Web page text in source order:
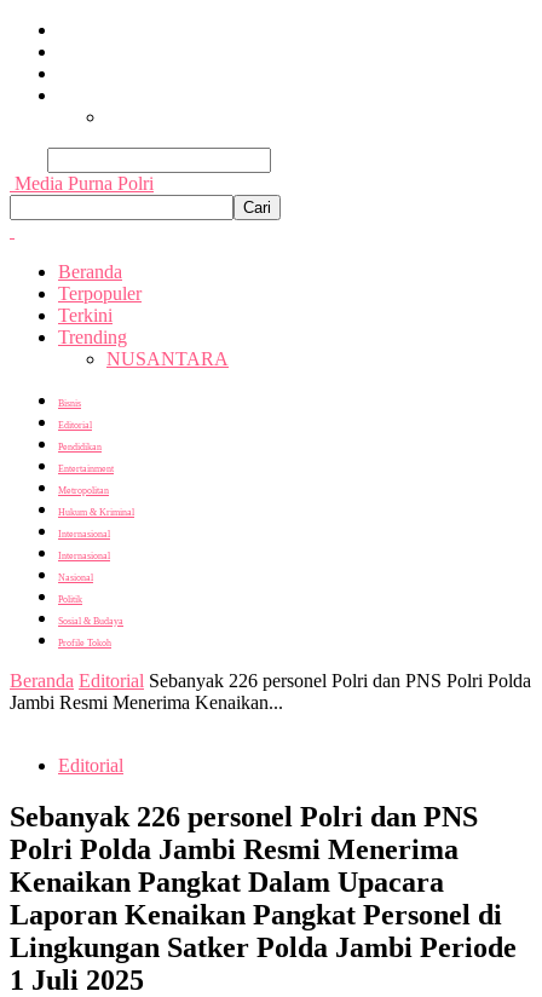
Media Purna Polri
Beranda
Terpopuler
Terkini
Trending
NUSANTARA
Bisnis
Editorial
Pendidikan
Entertainment
Metropolitan
Hukum & Kriminal
Internasional
Internasional
Nasional
Politik
Sosial & Budaya
Profile Tokoh
Beranda Editorial Sebanyak 226 personel Polri dan PNS Polri Polda
Jambi Resmi Menerima Kenaikan...
Editorial
Sebanyak 226 personel Polri dan PNS
Polri Polda Jambi Resmi Menerima
Kenaikan Pangkat Dalam Upacara
Laporan Kenaikan Pangkat Personel di
Lingkungan Satker Polda Jambi Periode
1 Juli 2025